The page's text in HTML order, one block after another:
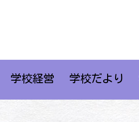
学校経営 学校だより